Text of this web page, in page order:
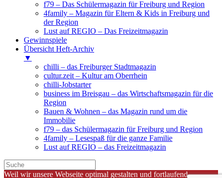
f79 – Das Schülermagazin für Freiburg und Region
4family – Magazin für Eltern & Kids in Freiburg und
der Region
Lust auf REGIO – Das Freizeitmagazin
Gewinnspiele
Übersicht Heft-Archiv
▼
chilli – das Freiburger Stadtmagazin
cultur.zeit – Kultur am Oberrhein
chilli-Jobstarter
business im Breisgau – das Wirtschaftsmagazin für die
Region
Bauen & Wohnen – das Magazin rund um die
Immobilie
f79 – das Schülermagazin für Freiburg und Region
4family – Lesespaß für die ganze Familie
Lust auf REGIO – das Freizeitmagazin
Weil wir unsere Webseite optimal gestalten und fortlaufend